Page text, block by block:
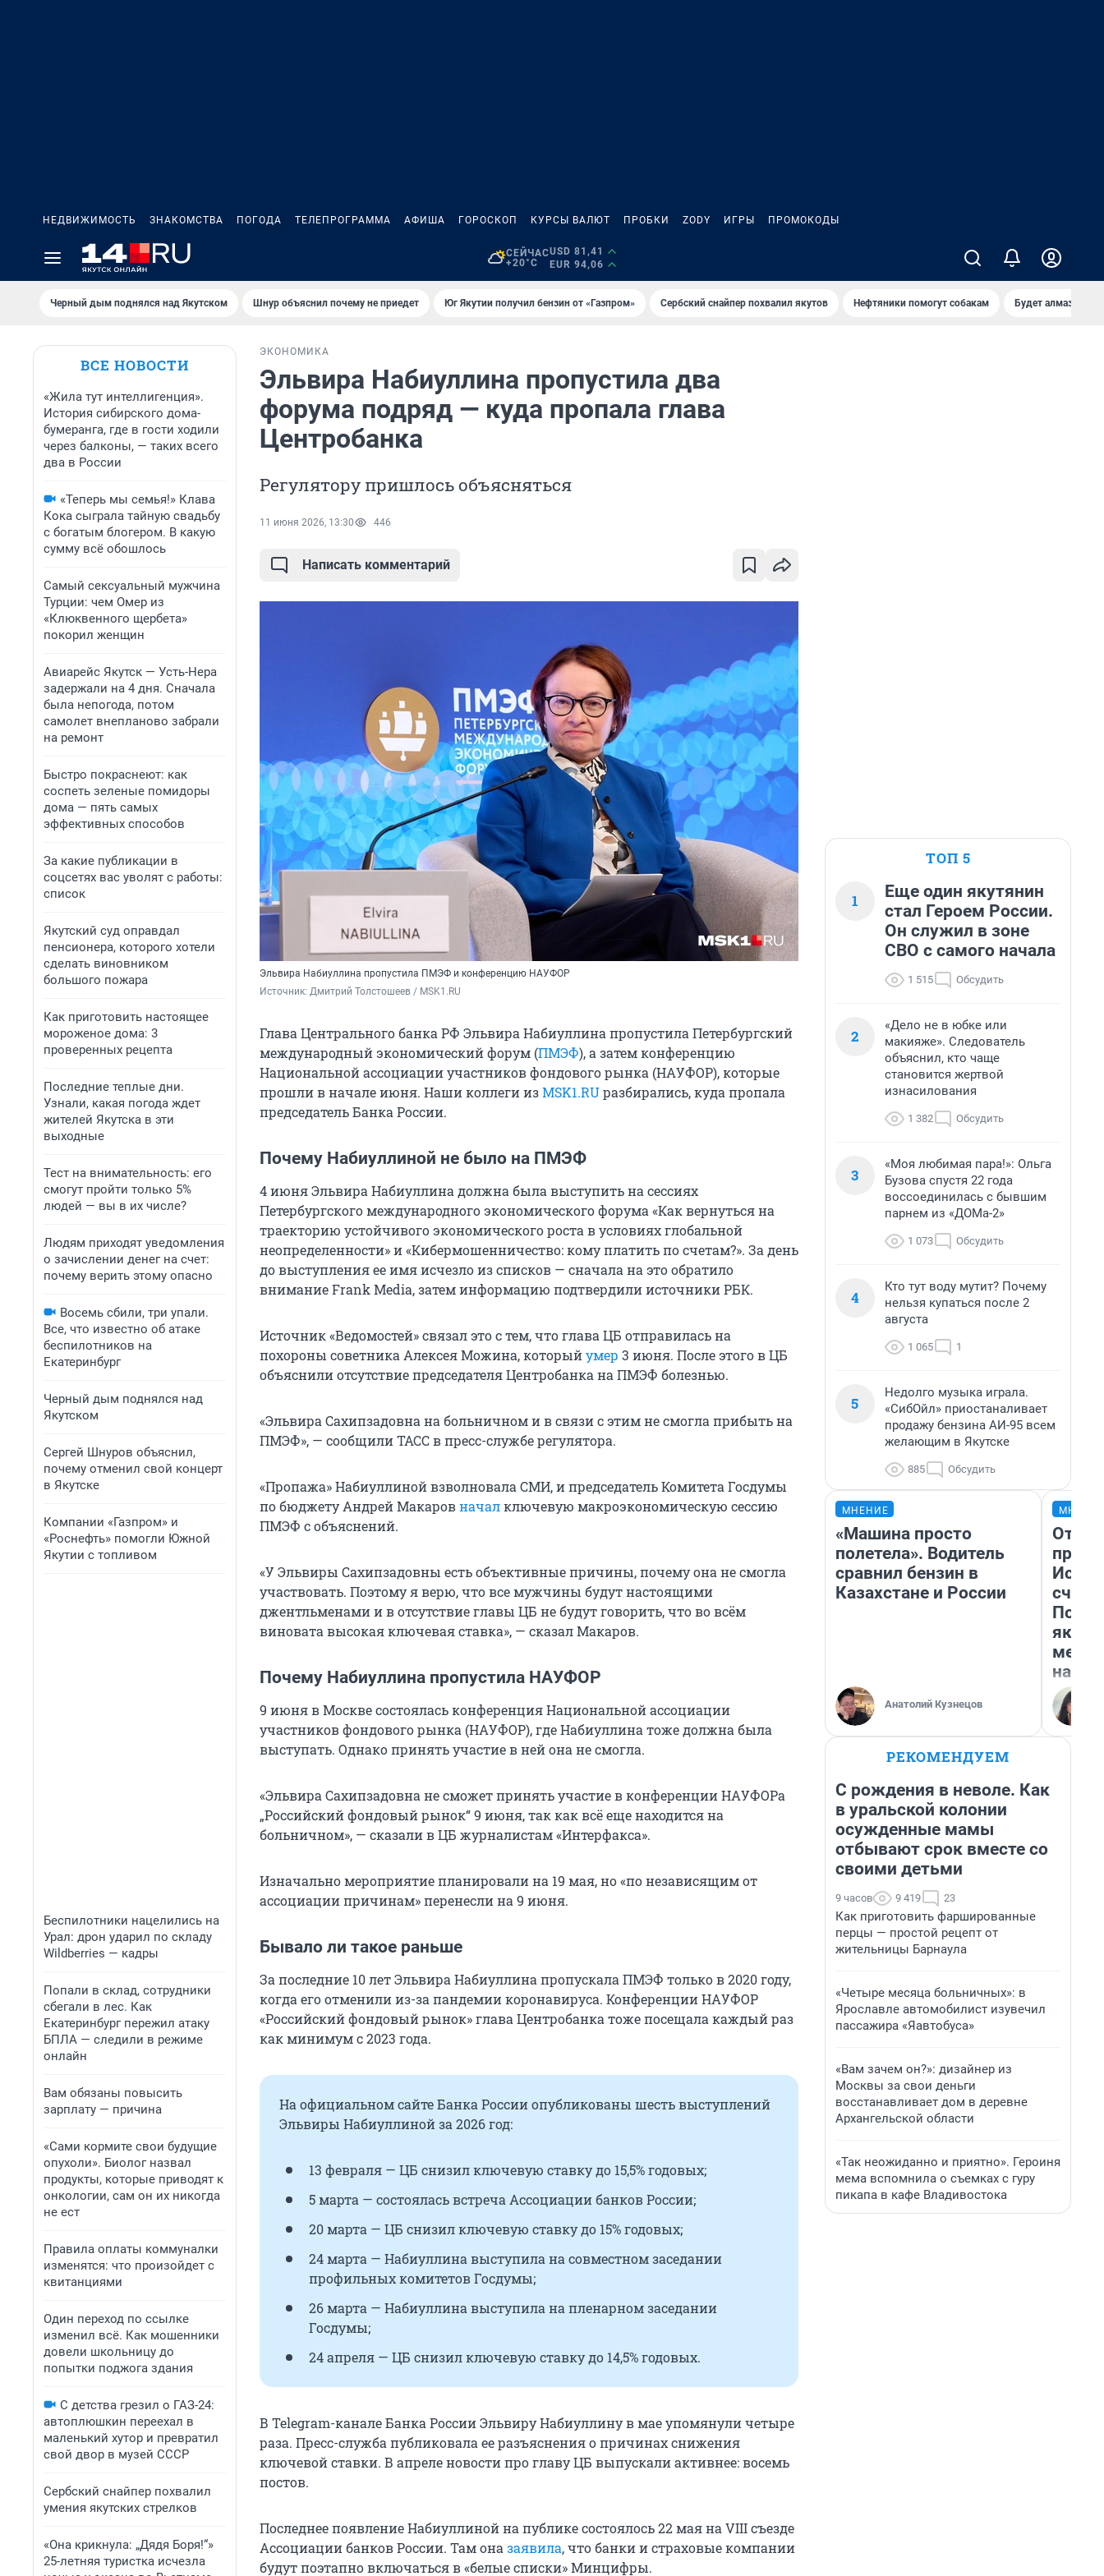
НЕДВИЖИМОСТЬ ЗНАКОМСТВА ПОГОДА ТЕЛЕПРОГРАММА АФИША ГОРОСКОП КУРСЫ ВАЛЮТ ПРОБКИ ZODY ИГРЫ ПРОМОКОДЫ
СЕЙЧАС
+20°C
USD 81,41
EUR 94,06
Черный дым поднялся над Якутском Шнур объяснил почему не приедет Юг Якутии получил бензин от «Газпром» Сербский снайпер похвалил якутов Нефтяники помогут собакам Будет алмазный
ВСЕ НОВОСТИ
«Жила тут интеллигенция».
История сибирского дома-
бумеранга, где в гости ходили
через балконы, — таких всего
два в России
«Теперь мы семья!» Клава
Кока сыграла тайную свадьбу
с богатым блогером. В какую
сумму всё обошлось
Самый сексуальный мужчина
Турции: чем Омер из
«Клюквенного щербета»
покорил женщин
Авиарейс Якутск — Усть-Нера
задержали на 4 дня. Сначала
была непогода, потом
самолет внепланово забрали
на ремонт
Быстро покраснеют: как
соспеть зеленые помидоры
дома — пять самых
эффективных способов
За какие публикации в
соцсетях вас уволят с работы:
список
Якутский суд оправдал
пенсионера, которого хотели
сделать виновником
большого пожара
Как приготовить настоящее
мороженое дома: 3
проверенных рецепта
Последние теплые дни.
Узнали, какая погода ждет
жителей Якутска в эти
выходные
Тест на внимательность: его
смогут пройти только 5%
людей — вы в их числе?
Людям приходят уведомления
о зачислении денег на счет:
почему верить этому опасно
Восемь сбили, три упали.
Все, что известно об атаке
беспилотников на
Екатеринбург
Черный дым поднялся над
Якутском
Сергей Шнуров объяснил,
почему отменил свой концерт
в Якутске
Компании «Газпром» и
«Роснефть» помогли Южной
Якутии с топливом
Беспилотники нацелились на
Урал: дрон ударил по складу
Wildberries — кадры
Попали в склад, сотрудники
сбегали в лес. Как
Екатеринбург пережил атаку
БПЛА — следили в режиме
онлайн
Вам обязаны повысить
зарплату — причина
«Сами кормите свои будущие
опухоли». Биолог назвал
продукты, которые приводят к
онкологии, сам он их никогда
не ест
Правила оплаты коммуналки
изменятся: что произойдет с
квитанциями
Один переход по ссылке
изменил всё. Как мошенники
довели школьницу до
попытки поджога здания
С детства грезил о ГАЗ-24:
автоплюшкин переехал в
маленький хутор и превратил
свой двор в музей СССР
Сербский снайпер похвалил
умения якутских стрелков
«Она крикнула: „Дядя Боря!“»
25-летняя туристка исчезла
ЭКОНОМИКА
Эльвира Набиуллина пропустила два
форума подряд — куда пропала глава
Центробанка
Регулятору пришлось объясняться
11 июня 2026, 13:30 446
Написать комментарий
Эльвира Набиуллина пропустила ПМЭФ и конференцию НАУФОР
Источник: Дмитрий Толстошеев / MSK1.RU
Глава Центрального банка РФ Эльвира Набиуллина пропустила Петербургский
международный экономический форум (ПМЭФ), а затем конференцию
Национальной ассоциации участников фондового рынка (НАУФОР), которые
прошли в начале июня. Наши коллеги изMSK1.RUразбирались, куда пропала
председатель Банка России.
Почему Набиуллиной не было на ПМЭФ
4 июня Эльвира Набиуллина должна была выступить на сессиях
Петербургского международного экономического форума «Как вернуться на
траекторию устойчивого экономического роста в условиях глобальной
неопределенности» и «Кибермошенничество: кому платить по счетам?». За день
до выступления ее имя исчезло из списков — сначала на это обратило
внимание Frank Media, затем информацию подтвердили источники РБК.
Источник «Ведомостей» связал это с тем, что глава ЦБ отправилась на
похороны советника Алексея Можина, которыйумер 3 июня. После этого в ЦБ
объяснили отсутствие председателя Центробанка на ПМЭФ болезнью.
«Эльвира Сахипзадовна на больничном и в связи с этим не смогла прибыть на
ПМЭФ», — сообщили ТАСС в пресс-службе регулятора.
«Пропажа» Набиуллиной взволновала СМИ, и председатель Комитета Госдумы
по бюджету Андрей Макаровначалключевую макроэкономическую сессию
ПМЭФ с объяснений.
«У Эльвиры Сахипзадовны есть объективные причины, почему она не смогла
участвовать. Поэтому я верю, что все мужчины будут настоящими
джентльменами и в отсутствие главы ЦБ не будут говорить, что во всём
виновата высокая ключевая ставка», — сказал Макаров.
Почему Набиуллина пропустила НАУФОР
9 июня в Москве состоялась конференция Национальной ассоциации
участников фондового рынка (НАУФОР), где Набиуллина тоже должна была
выступать. Однако принять участие в ней она не смогла.
«Эльвира Сахипзадовна не сможет принять участие в конференции НАУФОРа
„Российский фондовый рынок“ 9 июня, так как всё еще находится на
больничном», — сказали в ЦБ журналистам «Интерфакса».
Изначально мероприятие планировали на 19 мая, но «по независящим от
ассоциации причинам» перенесли на 9 июня.
Бывало ли такое раньше
За последние 10 лет Эльвира Набиуллина пропускала ПМЭФ только в 2020 году,
когда его отменили из-за пандемии коронавируса. Конференции НАУФОР
«Российский фондовый рынок» глава Центробанка тоже посещала каждый раз
как минимум с 2023 года.
На официальном сайте Банка России опубликованы шесть выступлений
Эльвиры Набиуллиной за 2026 год:
13 февраля — ЦБ снизил ключевую ставку до 15,5% годовых;
5 марта — состоялась встреча Ассоциации банков России;
20 марта — ЦБ снизил ключевую ставку до 15% годовых;
24 марта — Набиуллина выступила на совместном заседании
профильных комитетов Госдумы;
26 марта — Набиуллина выступила на пленарном заседании
Госдумы;
24 апреля — ЦБ снизил ключевую ставку до 14,5% годовых.
В Telegram-канале Банка России Эльвиру Набиуллину в мае упомянули четыре
раза. Пресс-служба публиковала ее разъяснения о причинах снижения
ключевой ставки. В апреле новости про главу ЦБ выпускали активнее: восемь
постов.
Последнее появление Набиуллиной на публике состоялось 22 мая на VIII съезде
Ассоциации банков России. Там она заявила, что банки и страховые компании
будут поэтапно включаться в «белые списки» Минцифры.
ТОП 5
1
Еще один якутянин
стал Героем России.
Он служил в зоне
СВО с самого начала
1 515 Обсудить
2
«Дело не в юбке или
макияже». Следователь
объяснил, кто чаще
становится жертвой
изнасилования
1 382 Обсудить
3
«Моя любимая пара!»: Ольга
Бузова спустя 22 года
воссоединилась с бывшим
парнем из «ДОМа-2»
1 073 Обсудить
4
Кто тут воду мутит? Почему
нельзя купаться после 2
августа
1 065 1
5
Недолго музыка играла.
«СибОйл» приостаналивает
продажу бензина АИ-95 всем
желающим в Якутске
885 Обсудить
МНЕНИЕ
«Машина просто
полетела». Водитель
сравнил бензин в
Казахстане и России
Анатолий Кузнецов
метр
РЕКОМЕНДУЕМ
С рождения в неволе. Как
в уральской колонии
осужденные мамы
отбывают срок вместе со
своими детьми
9 часов 9 419 23
Как приготовить фаршированные
перцы — простой рецепт от
жительницы Барнаула
«Четыре месяца больничных»: в
Ярославле автомобилист изувечил
пассажира «Яавтобуса»
«Вам зачем он?»: дизайнер из
Москвы за свои деньги
восстанавливает дом в деревне
Архангельской области
«Так неожиданно и приятно». Героиня
мема вспомнила о съемках с гуру
пикапа в кафе Владивостока